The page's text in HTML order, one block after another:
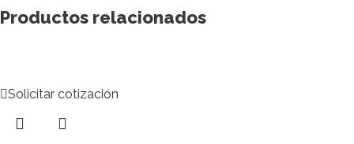
Productos relacionados
Solicitar cotización